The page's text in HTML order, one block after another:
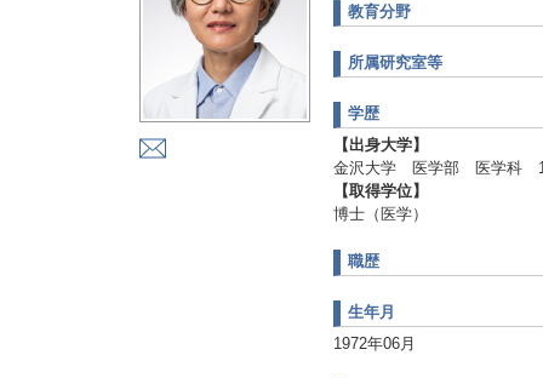
教育分野
所属研究室等
学歴
【出身大学】
金沢大学 医学部 医学科
【取得学位】
博士（医学）
職歴
生年月
1972年06月